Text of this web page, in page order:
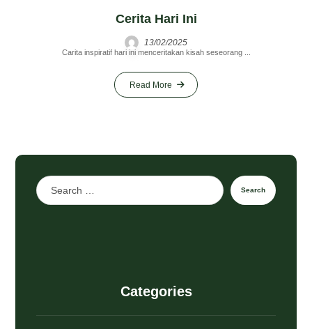
Cerita Hari Ini
13/02/2025
Carita inspiratif hari ini menceritakan kisah seseorang ...
Read More
Search
Categories